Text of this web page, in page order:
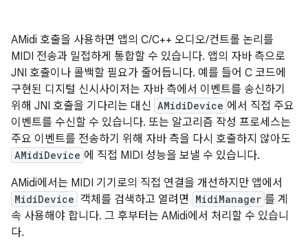
AMidi 호출을 사용하면 앱의 C/C++ 오디오/컨트롤 논리를
MIDI 전송과 밀접하게 통합할 수 있습니다. 앱의 자바 측으로
JNI 호출이나 콜백할 필요가 줄어듭니다. 예를 들어 C 코드에
구현된 디지털 신시사이저는 자바 측에서 이벤트를 송신하기
위해 JNI 호출을 기다리는 대신 AMidiDevice 에서 직접 주요
이벤트를 수신할 수 있습니다. 또는 알고리즘 작성 프로세스는
주요 이벤트를 전송하기 위해 자바 측을 다시 호출하지 않아도
AMidiDevice 에 직접 MIDI 성능을 보낼 수 있습니다.
AMidi에서는 MIDI 기기로의 직접 연결을 개선하지만 앱에서
MidiDevice 객체를 검색하고 열려면 MidiManager 를 계
속 사용해야 합니다. 그 후부터는 AMidi에서 처리할 수 있습니
다.